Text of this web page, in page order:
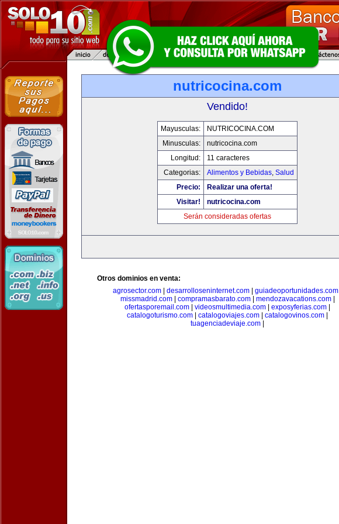
nutricocina.com
Vendido!
Mayusculas:
NUTRICOCINA.COM
Minusculas:
nutricocina.com
Longitud:
11 caracteres
Categorias:
Alimentos y Bebidas, Salud
Precio:
Realizar una oferta!
Visitar!
nutricocina.com
Serán consideradas ofertas
Otros dominios en venta:
agrosector.com
desarrolloseninternet.com guiadeoportunidades.com
missmadrid.com| compramasbarato.com| mendozavacations.com|
ofertasporemail.com
videosmultimedia.com exposyferias.com
catalogoturismo.com
catalogoviajes.com catalogovinos.com
tuagenciadeviaje.com